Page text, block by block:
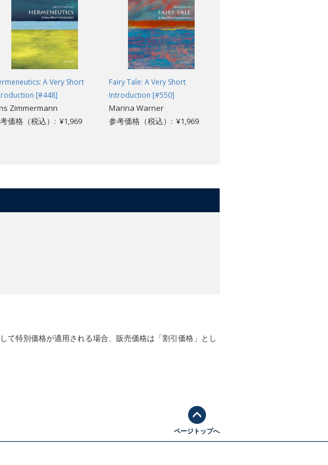
A Very Short
[#448]
Zimmermann
価格（税込）: ¥1,969
Fairy Tale: A Very Short
Introduction [#550]
Marina Warner
参考価格（税込）: ¥1,969
て特別価格が適用される場合、販売価格は「割引価格」とし
ページトップへ